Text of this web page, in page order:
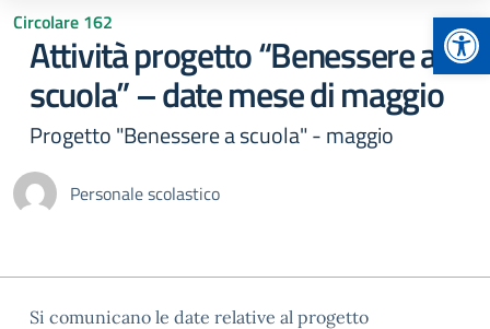
Circolare 162
Attività progetto “Benessere a
scuola” – date mese di maggio
Progetto "Benessere a scuola" - maggio
Personale scolastico
Si comunicano le date relative al progetto